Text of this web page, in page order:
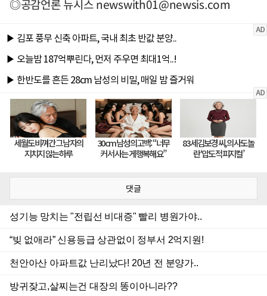
◎공감언론 뉴시스newswith01@newsis.com
댓글